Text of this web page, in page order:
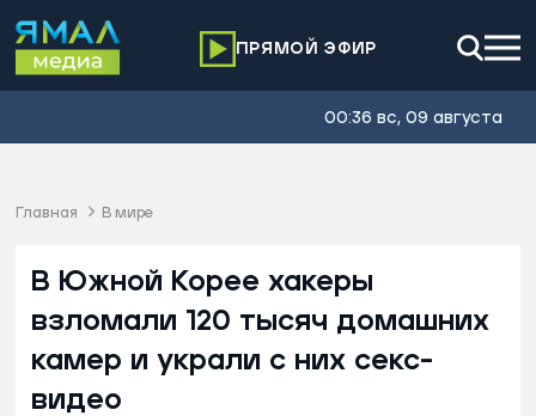
ПРЯМОЙ ЭФИР
00:36 вс, 09 августа
Главная В мире
В Южной Корее хакеры
взломали 120 тысяч домашних
камер и украли с них секс-
видео